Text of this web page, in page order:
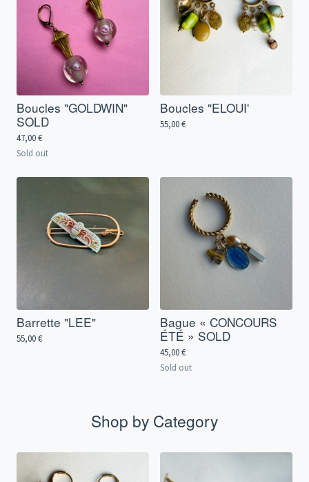
Boucles "GOLDWIN"
SOLD
47,00€
Sold out
Boucles "ELOUI'
55,00€
Barrette "LEE"
55,00€
Bague « CONCOURS
ÉTÉ » SOLD
45,00€
Sold out
Shop by Category